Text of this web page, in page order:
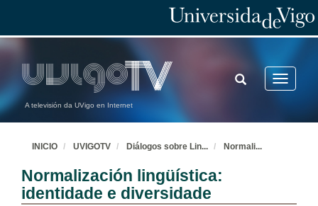
A televisión da UVigo en Internet
Toggle
TOGGLE
SEARCH
INICIO UVIGOTV Diálogos sobre Lin... Normali...
Normalización lingüística:
identidade e diversidade